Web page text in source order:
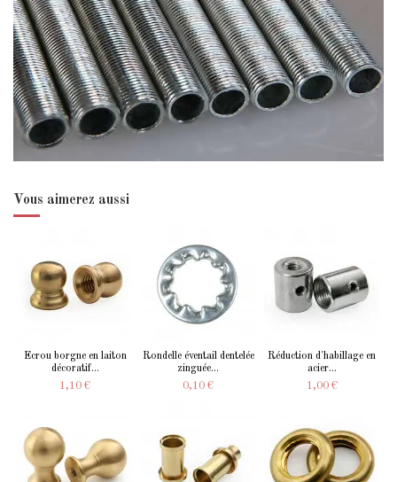
Vous aimerez aussi
Ecrou borgne en laiton
décoratif...
1,10 €
Rondelle éventail dentelée
zinguée...
0,10 €
Réduction d'habillage en
acier...
1,00 €